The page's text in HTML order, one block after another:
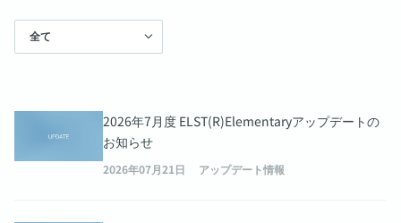
全て
2026年7月度 ELST(R)Elementaryアップデートの
お知らせ
2026年07月21日 アップデート情報